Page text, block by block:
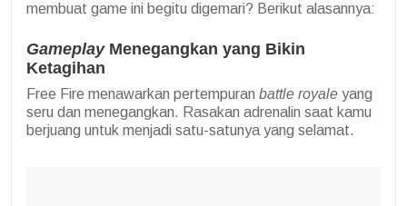
membuat game ini begitu digemari? Berikut alasannya:
GameplayMenegangkan yang Bikin
Ketagihan
Free Fire menawarkan pertempuran battle royale yang
seru dan menegangkan. Rasakan adrenalin saat kamu
berjuang untuk menjadi satu-satunya yang selamat.